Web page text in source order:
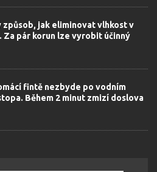
způsob, jak eliminovat vlhkost v
Za pár korun lze vyrobit účinný
fintě nezbyde po vodním
Během 2 minut zmizí doslova